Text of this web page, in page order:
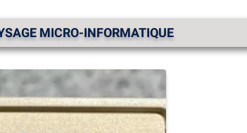
MICRO-INFORMATIQUE